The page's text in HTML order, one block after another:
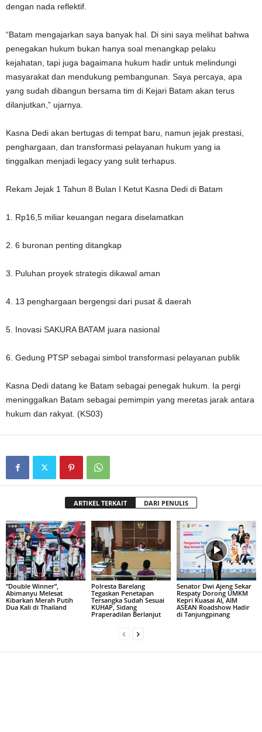
dengan nada reflektif.
“Batam mengajarkan saya banyak hal. Di sini saya melihat bahwa
penegakan hukum bukan hanya soal menangkap pelaku
kejahatan, tapi juga bagaimana hukum hadir untuk melindungi
masyarakat dan mendukung pembangunan. Saya percaya, apa
yang sudah dibangun bersama tim di Kejari Batam akan terus
dilanjutkan,” ujarnya.
Kasna Dedi akan bertugas di tempat baru, namun jejak prestasi,
penghargaan, dan transformasi pelayanan hukum yang ia
tinggalkan menjadi legacy yang sulit terhapus.
Rekam Jejak 1 Tahun 8 Bulan I Ketut Kasna Dedi di Batam
1. Rp16,5 miliar keuangan negara diselamatkan
2. 6 buronan penting ditangkap
3. Puluhan proyek strategis dikawal aman
4. 13 penghargaan bergengsi dari pusat & daerah
5. Inovasi SAKURA BATAM juara nasional
6. Gedung PTSP sebagai simbol transformasi pelayanan publik
Kasna Dedi datang ke Batam sebagai penegak hukum. Ia pergi
meninggalkan Batam sebagai pemimpin yang meretas jarak antara
hukum dan rakyat. (KS03)
ARTIKEL TERKAIT DARI PENULIS
“Double Winner”,
Abimanyu Melesat
Kibarkan Merah Putih
Dua Kali di Thailand
Polresta Barelang
Tegaskan Penetapan
Tersangka Sudah Sesuai
KUHAP, Sidang
Praperadilan Berlanjut
Senator Dwi Ajeng Sekar
Respaty Dorong UMKM
Kepri Kuasai AI, AIM
ASEAN Roadshow Hadir
di Tanjungpinang